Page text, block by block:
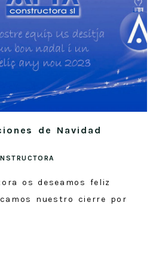
de Navidad
os deseamos feliz
nuestro cierre por